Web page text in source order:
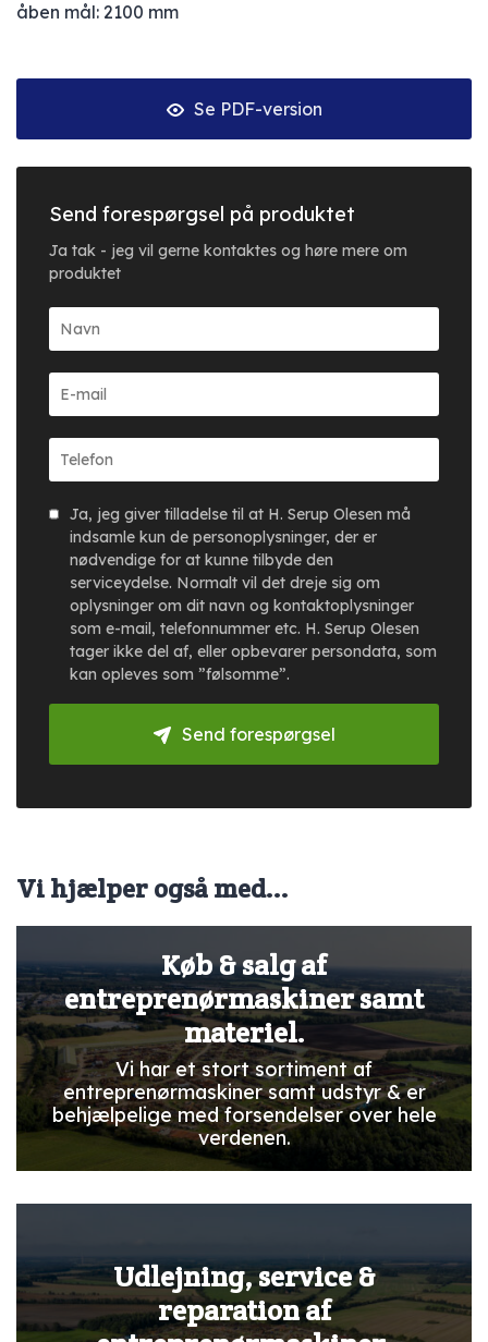
åben mål: 2100 mm
Se PDF-version
Send forespørgsel på produktet
Ja tak - jeg vil gerne kontaktes og høre mere om
produktet
Ja, jeg giver tilladelse til at H. Serup Olesen må
indsamle kun de personoplysninger, der er
nødvendige for at kunne tilbyde den
serviceydelse. Normalt vil det dreje sig om
oplysninger om dit navn og kontaktoplysninger
som e-mail, telefonnummer etc. H. Serup Olesen
tager ikke del af, eller opbevarer persondata, som
kan opleves som ”følsomme”.
Send forespørgsel
Vi hjælper også med...
Køb & salg af
entreprenørmaskiner samt
materiel.
Vi har et stort sortiment af
entreprenørmaskiner samt udstyr & er
behjælpelige med forsendelser over hele
verdenen.
Udlejning, service &
reparation af